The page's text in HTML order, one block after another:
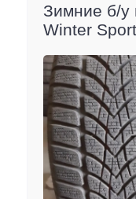
Зимние б/
Winter